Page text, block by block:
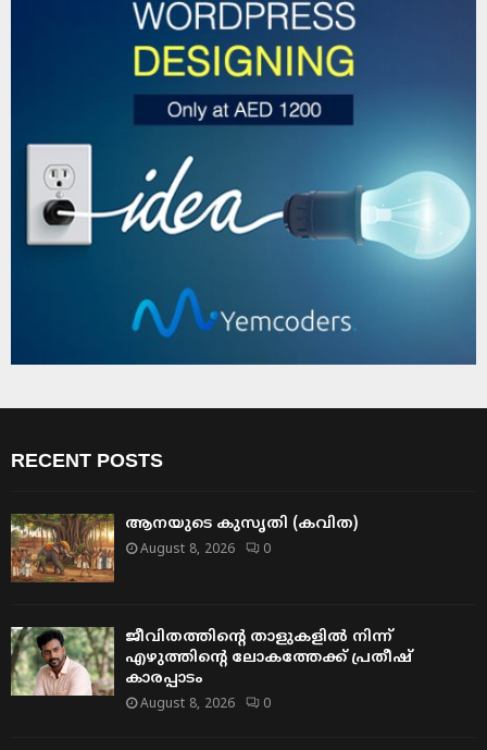
RECENT POSTS
ആനയുടെ കുസൃതി (കവിത)
August 8, 2026 0
ജീവിതത്തിന്റെ താളുകളിൽ നിന്ന്
എഴുത്തിന്റെ ലോകത്തേക്ക് പ്രതീഷ്
കാരപ്പാടം
August 8, 2026 0